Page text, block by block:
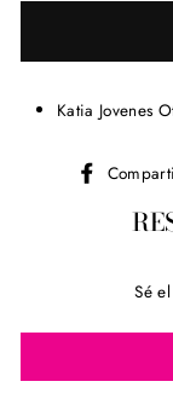
Katia Jovenes
Sé